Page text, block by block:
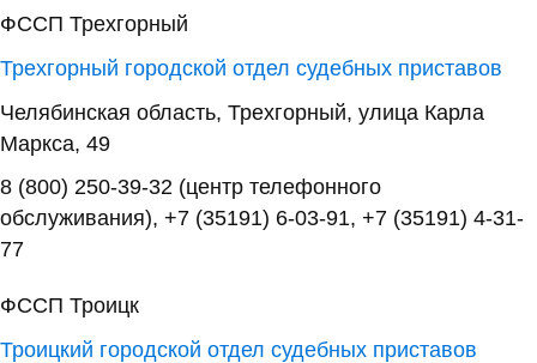
ФССП Трехгорный
Трехгорный городской отдел судебных приставов
Челябинская область, Трехгорный, улица Карла
Маркса, 49
8 (800) 250-39-32 (центр телефонного
обслуживания), +7 (35191) 6-03-91, +7 (35191) 4-31-
77
ФССП Троицк
Троицкий городской отдел судебных приставов